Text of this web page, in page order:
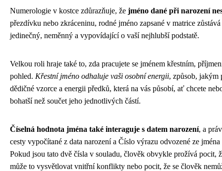
Numerologie v kostce zdůrazňuje, že jméno dané při narození
přezdívku nebo zkráceninu, rodné jméno zapsané v matrice
jedinečný, neměnný a vypovídající o vaší nejhlubší podstatě.
Velkou roli hraje také to, zda pracujete se jménem křestním,
pohled. Křestní jméno odhaluje vaši osobní energii, způsob, jakým
dědičné vzorce a energii předků, která na vás působí, ať chcete
bohatší než součet jeho jednotlivých částí.
Číselná hodnota jména také interaguje s datem narození, a
cesty vypočítané z data narození a Číslo výrazu odvozené ze
Pokud jsou tato dvě čísla v souladu, člověk obvykle prožívá pocit,
může to vysvětlovat vnitřní konflikty nebo pocit, že se člověk